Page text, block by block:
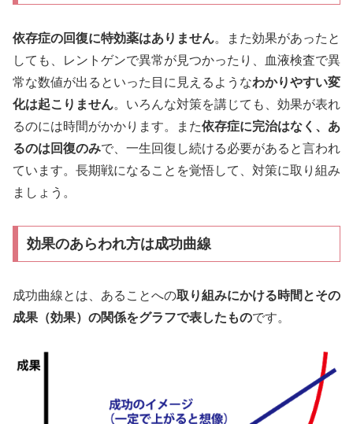
依存症の回復に特効薬はありません。また効果があったと
しても、レントゲンで異常が見つかったり、血液検査で異
常な数値が出るといった目に見えるようなわかりやすい変
化は起こりません。いろんな対策を講じても、効果が表れ
るのには時間がかかります。また依存症に完治はなく、あ
るのは回復のみで、一生回復し続ける必要があると言われ
ています。長期戦になることを覚悟して、対策に取り組み
ましょう。
効果のあらわれ方は成功曲線
成功曲線とは、あることへの取り組みにかける時間とその
成果（効果）の関係をグラフで表したものです。